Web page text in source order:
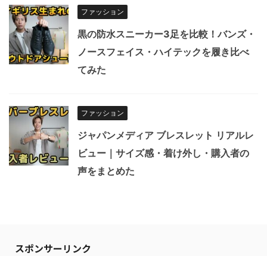
ファッション
黒の防水スニーカー3足を比較！バンズ・
ノースフェイス・ハイテックを履き比べ
てみた
ファッション
ジャパンメディア ブレスレット リアルレ
ビュー｜サイズ感・着け外し・購入者の
声をまとめた
スポンサーリンク